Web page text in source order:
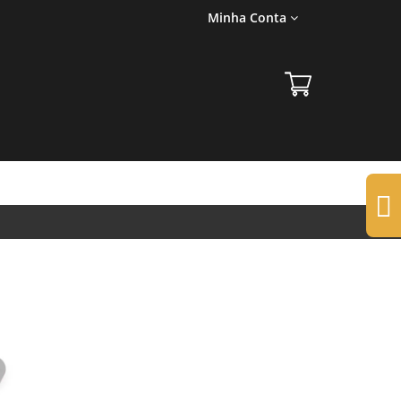
Minha Conta